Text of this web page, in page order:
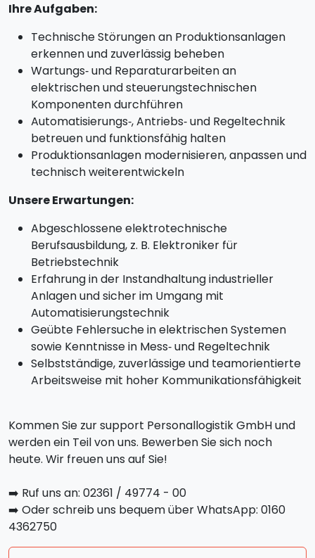
Ihre Aufgaben:
Technische Störungen an Produktionsanlagen
erkennen und zuverlässig beheben
Wartungs‑ und Reparaturarbeiten an
elektrischen und steuerungstechnischen
Komponenten durchführen
Automatisierungs‑, Antriebs‑ und Regeltechnik
betreuen und funktionsfähig halten
Produktionsanlagen modernisieren, anpassen und
technisch weiterentwickeln
Unsere Erwartungen:
Abgeschlossene elektrotechnische
Berufsausbildung, z. B. Elektroniker für
Betriebstechnik
Erfahrung in der Instandhaltung industrieller
Anlagen und sicher im Umgang mit
Automatisierungstechnik
Geübte Fehlersuche in elektrischen Systemen
sowie Kenntnisse in Mess‑ und Regeltechnik
Selbstständige, zuverlässige und teamorientierte
Arbeitsweise mit hoher Kommunikationsfähigkeit
Kommen Sie zur support Personallogistik GmbH und
werden ein Teil von uns. Bewerben Sie sich noch
heute. Wir freuen uns auf Sie!
➡️ Ruf uns an: 02361 / 49774 - 00
➡️ Oder schreib uns bequem über WhatsApp: 0160
4362750